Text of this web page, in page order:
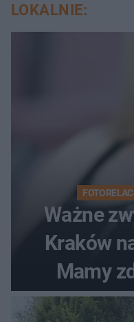
LOKALNIE:
Ważne
Kraków
Mamy